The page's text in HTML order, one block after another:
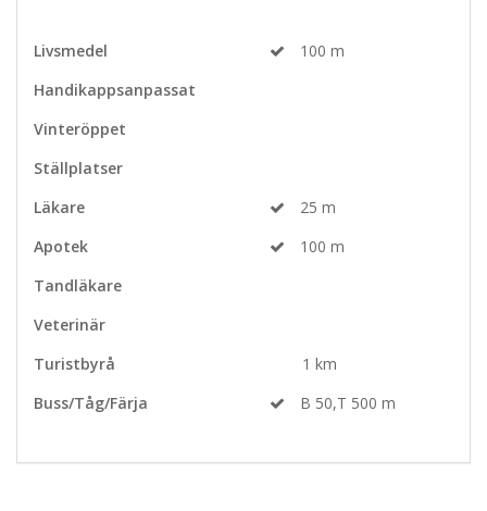
Livsmedel
100 m
Handikappsanpassat
Vinteröppet
Ställplatser
Läkare
25 m
Apotek
100 m
Tandläkare
Veterinär
Turistbyrå
1 km
Buss/Tåg/Färja
B 50,T 500 m